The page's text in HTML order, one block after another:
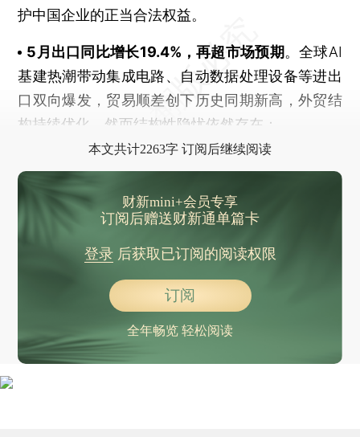
护中国企业的正当合法权益。
5月出口同比增长19.4%，再超市场预期。全球AI
基建热潮带动集成电路、自动数据处理设备等进出
口双向爆发，贸易顺差创下历史同期新高，外贸结
构持续优化。然而结构性隐忧依然存在：
本文共计2263字 订阅后继续阅读
财新mini+会员专享
订阅后赠送财新通单篇卡
登录后获取已订阅的阅读权限
订阅
全年畅览 轻松阅读